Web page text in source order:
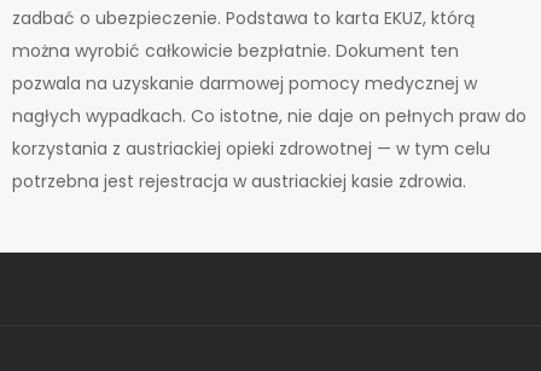
zadbać o ubezpieczenie. Podstawa to karta EKUZ, którą
można wyrobić całkowicie bezpłatnie. Dokument ten
pozwala na uzyskanie darmowej pomocy medycznej w
nagłych wypadkach. Co istotne, nie daje on pełnych praw do
korzystania z austriackiej opieki zdrowotnej — w tym celu
potrzebna jest rejestracja w austriackiej kasie zdrowia.